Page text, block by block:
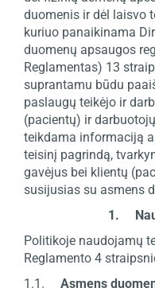
duomenis ir dėl laisvo
kuriuo panaikinama
duomenų apsaugos
Reglamentas) 13
suprantamu būdu
paslaugų teikėjo ir
(pacientų) ir
teikdama informaciją
teisinį pagrindą,
gavėjus bei klientų
susijusias su asmens
1.
Politikoje naudojamų
Reglamento 4
1.1. Asmens